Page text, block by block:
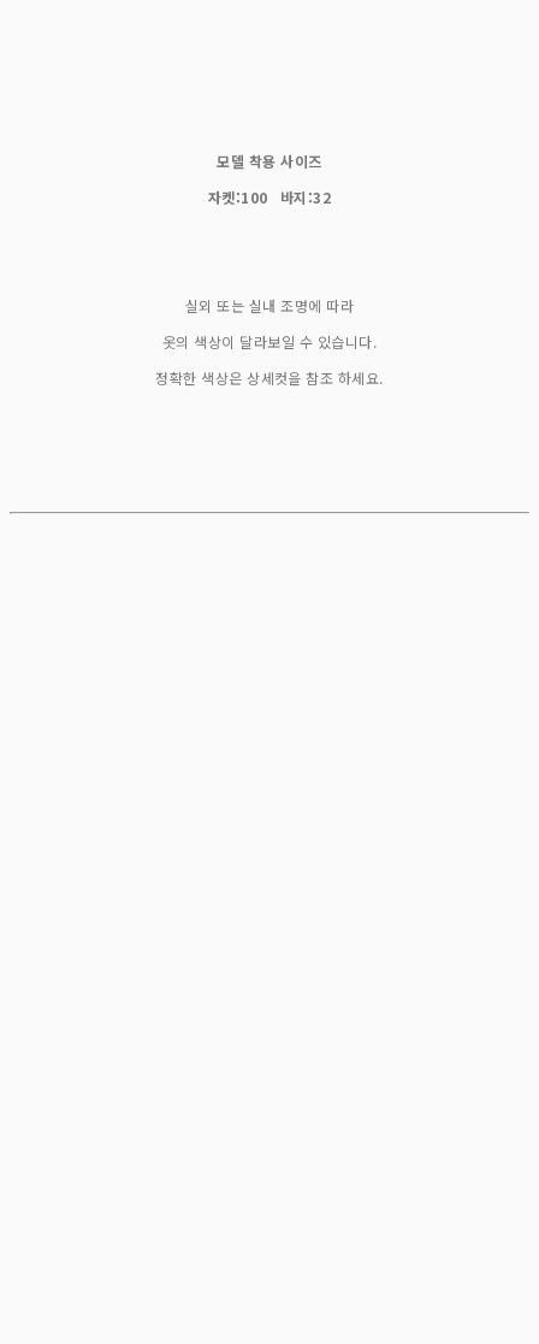
모델 착용 사이즈
자켓:100 바지:32
실외 또는 실내 조명에 따라
옷의 색상이 달라보일 수 있습니다.
정확한 색상은 상세컷을 참조 하세요.